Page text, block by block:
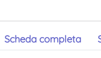
Scheda completa